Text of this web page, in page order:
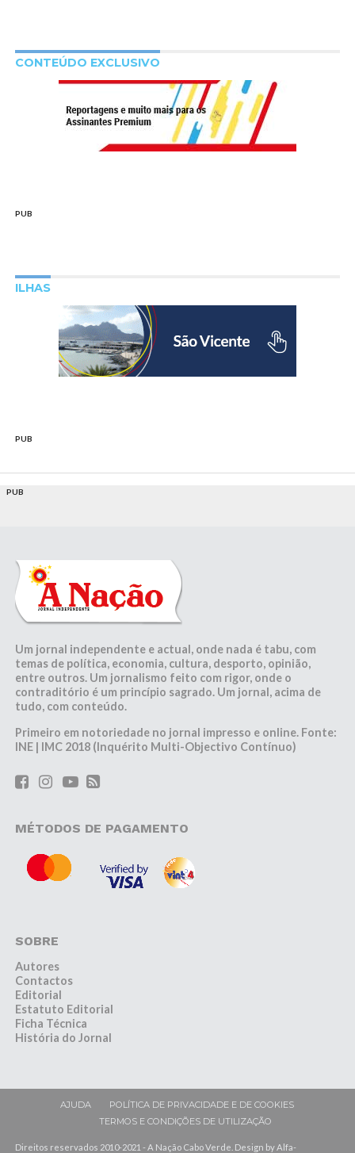
CONTEÚDO EXCLUSIVO
PUB
ILHAS
PUB
PUB
Um jornal independente e actual, onde nada é tabu, com
temas de política, economia, cultura, desporto, opinião,
entre outros. Um jornalismo feito com rigor, onde o
contraditório é um princípio sagrado. Um jornal, acima de
tudo, com conteúdo.
Primeiro em notoriedade no jornal impresso e online. Fonte:
INE | IMC 2018 (Inquérito Multi-Objectivo Contínuo)
MÉTODOS DE PAGAMENTO
SOBRE
Autores
Contactos
Editorial
Estatuto Editorial
Ficha Técnica
História do Jornal
AJUDA
POLÍTICA DE PRIVACIDADE E DE COOKIES
TERMOS E CONDIÇÕES DE UTILIZAÇÃO
Direitos reservados 2010-2021 - A Nação Cabo Verde. Design by Alfa-